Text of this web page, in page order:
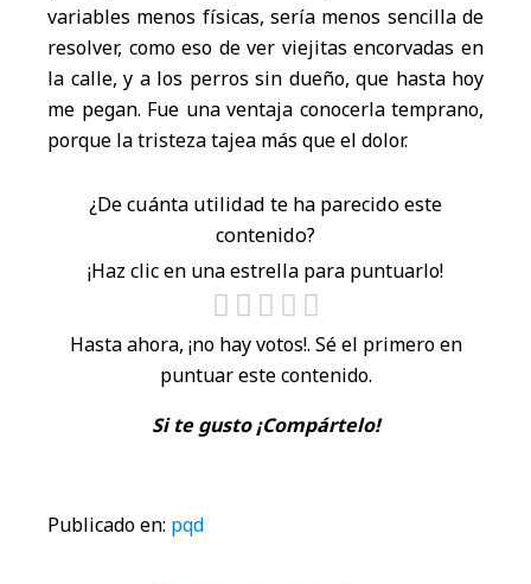
variables menos físicas, sería menos sencilla de
resolver, como eso de ver viejitas encorvadas en
la calle, y a los perros sin dueño, que hasta hoy
me pegan. Fue una ventaja conocerla temprano,
porque la tristeza tajea más que el dolor.
¿De cuánta utilidad te ha parecido este
contenido?
¡Haz clic en una estrella para puntuarlo!
Hasta ahora, ¡no hay votos!. Sé el primero en
puntuar este contenido.
Si te gusto ¡Compártelo!
Publicado en: pqd